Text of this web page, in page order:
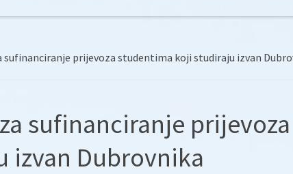
sufinanciranje prijevoza studentima koji studiraju izvan
sufinanciranje
izvan Dubrovnika